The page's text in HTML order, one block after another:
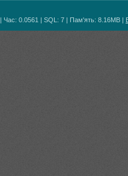
| Час: 0.0561 | SQL: 7 | Пам'ять: 8.16MB |